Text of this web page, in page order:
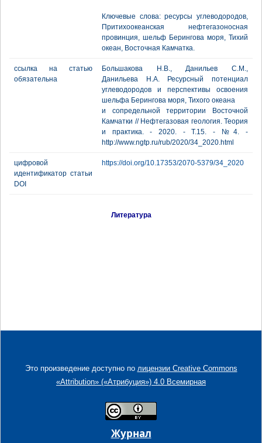
Ключевые слова: ресурсы углеводородов,
Притихоокеанская нефтегазоносная
провинция, шельф Берингова моря, Тихий
океан, Восточная Камчатка.
ссылка на статью
обязательна
Большакова Н.В., Данильев С.М.,
Данильева Н.А. Ресурсный потенциал
углеводородов и перспективы освоения
шельфа Берингова моря, Тихого океана
и сопредельной территории Восточной
Камчатки // Нефтегазовая геология. Теория
и практика. - 2020. - Т.15. - №4. -
http://www.ngtp.ru/rub/2020/34_2020.html
цифровой
идентификатор статьи
DOI
https://doi.org/10.17353/2070-5379/34_2020
Литература
Это произведение доступно по лицензии Creative Commons
«Attribution» («Атрибуция») 4.0 Всемирная
Журнал